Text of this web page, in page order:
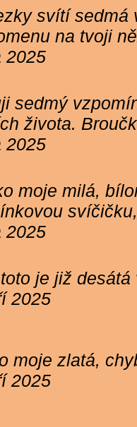
svítí sedmá
na tvoji
2025
sedmý
života.
2025
moje milá,
2025
je již
2025
moje zlatá,
2025